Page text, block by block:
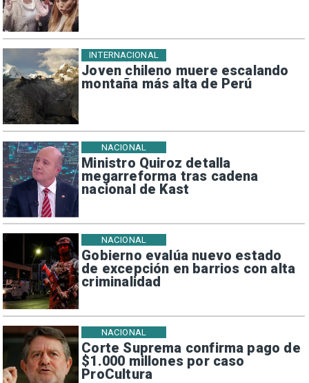
Joven chileno muere escalando
montaña más alta de Perú
INTERNACIONAL
Ministro Quiroz detalla
megarreforma tras cadena
nacional de Kast
NACIONAL
Gobierno evalúa nuevo estado
de excepción en barrios con alta
criminalidad
NACIONAL
Corte Suprema confirma pago de
$1.000 millones por caso
ProCultura
NACIONAL